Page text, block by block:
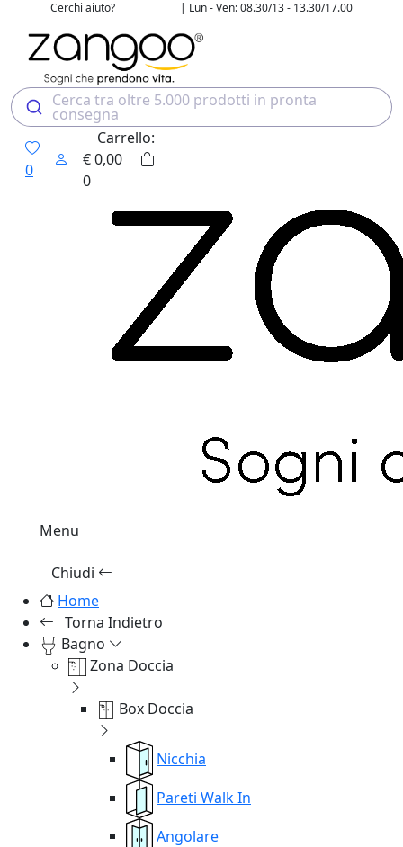
Cerchi aiuto? | Lun - Ven: 08.30/13 - 13.30/17.00
Cerca tra oltre 5.000 prodotti in pronta
consegna
0
Carrello:
€0,00
0
Menu
Chiudi
Home
Torna Indietro
Bagno
Zona Doccia
Box Doccia
Nicchia
Pareti Walk In
Angolare